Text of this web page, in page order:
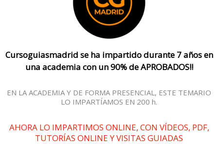
Cursoguiasmadrid se ha impartido durante 7 años en
una academia con un 90% de APROBADOS!!
EN LA ACADEMIA Y DE FORMA PRESENCIAL, ESTE TEMARIO
LO IMPARTÍAMOS EN 200 h.
AHORA LO IMPARTIMOS ONLINE, CON VÍDEOS, PDF,
TUTORÍAS ONLINE Y VISITAS GUIADAS